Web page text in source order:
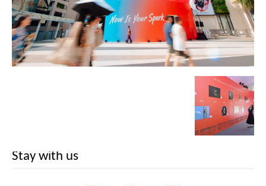
Stay with us